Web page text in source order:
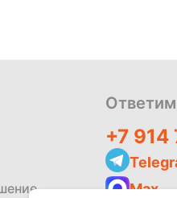
+7
Max